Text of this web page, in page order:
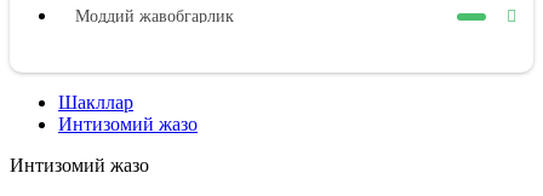
Моддий жавобгарлик
Ходимнинг моддий жавобгарлиги
Шакллар
Интизомий жазо
Интизомий жазо